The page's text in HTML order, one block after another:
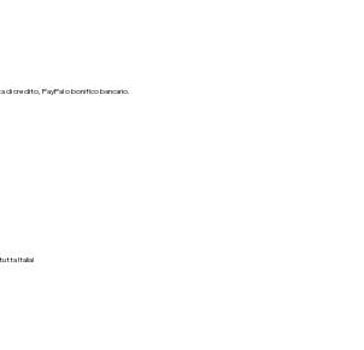
di credito, PayPal o bonifico bancario.
Italia!